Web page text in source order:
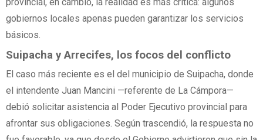
provincial, en cambio, la realidad es más crítica: algunos
gobiernos locales apenas pueden garantizar los servicios
básicos.
Suipacha y Arrecifes, los focos del conflicto
El caso más reciente es el del municipio de Suipacha, donde
el intendente Juan Mancini —referente de La Cámpora—
debió solicitar asistencia al Poder Ejecutivo provincial para
afrontar sus obligaciones. Según trascendió, la respuesta no